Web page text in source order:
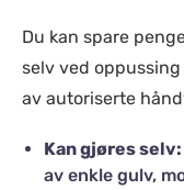
Du kan spare
selv ved
av autoriserte
Kan gjøres selv:
av enkle gulv,